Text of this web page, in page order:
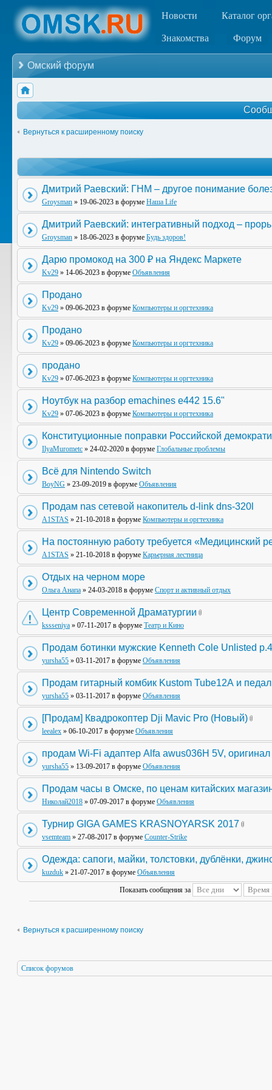
Новости Каталог
Знакомства Форум
Омский форум
Вернуться к расширенному поиску
Дмитрий Раевский: ГНМ – другое понимание
Groysman » 19-06-2023 в форуме Наша Life
Дмитрий Раевский: интегративный подход –
Groysman » 18-06-2023 в форуме Будь здоров!
Дарю промокод на 300 ₽ на Яндекс Маркете
Kv29 » 14-06-2023 в форуме Объявления
Продано
Kv29 » 09-06-2023 в форуме Компьютеры и оргтехника
Продано
Kv29 » 09-06-2023 в форуме Компьютеры и оргтехника
продано
Kv29 » 07-06-2023 в форуме Компьютеры и оргтехника
Ноутбук на разбор emachines e442 15.6"
Kv29 » 07-06-2023 в форуме Компьютеры и оргтехника
Конституционные поправки Российской
IlyaMurometc » 24-02-2020 в форуме Глобальные проблемы
Всё для Nintendo Switch
BoyNG » 23-09-2019 в форуме Объявления
Продам nas сетевой накопитель d-link dns-320l
A1STAS » 21-10-2018 в форуме Компьютеры и оргтехника
На постоянную работу требуется «Медицинский
A1STAS » 21-10-2018 в форуме Карьерная лестница
Отдых на черном море
Ольга Анапа » 24-03-2018 в форуме Спорт и активный отдых
Центр Современной Драматургии
kssseniya » 07-11-2017 в форуме Театр и Кино
Продам ботинки мужские Kenneth Cole Unlisted
yursha55 » 03-11-2017 в форуме Объявления
Продам гитарный комбик Kustom Tube12А и
yursha55 » 03-11-2017 в форуме Объявления
[Продам] Квадрокоптер Dji Mavic Pro (Новый)
leealex » 06-10-2017 в форуме Объявления
продам Wi-Fi адаптер Alfa awus036H 5V, оригинал
yursha55 » 13-09-2017 в форуме Объявления
Продам часы в Омске, по ценам китайских
Николай2018 » 07-09-2017 в форуме Объявления
Турнир GIGA GAMES KRASNOYARSK 2017
vsemteam » 27-08-2017 в форуме Counter-Strike
Одежда: сапоги, майки, толстовки, дублёнки,
kuzduk » 21-07-2017 в форуме Объявления
Показать сообщения за
Вернуться к расширенному поиску
Список форумов